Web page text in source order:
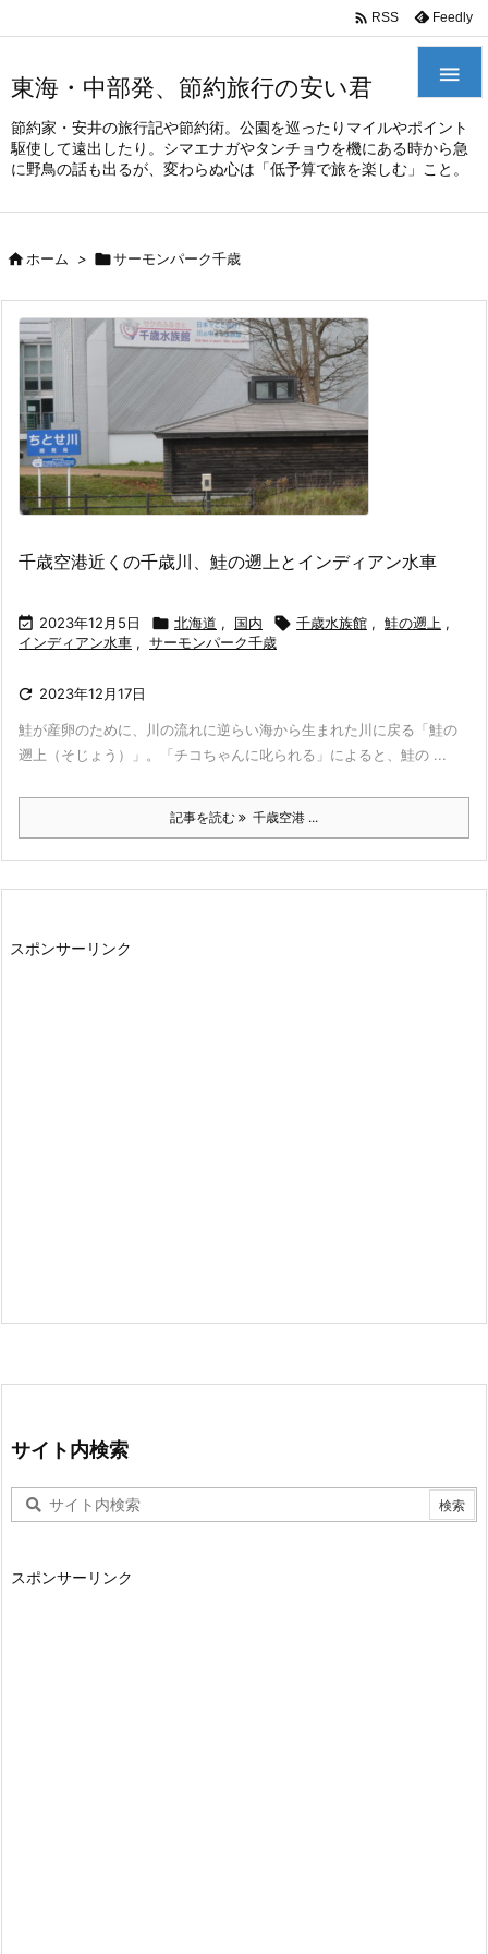
東海・中部発、節約旅行の安い君
節約家・安井の旅行記や節約術。公園を巡ったりマイルやポイント
駆使して遠出したり。シマエナガやタンチョウを機にある時から急
に野鳥の話も出るが、変わらぬ心は「低予算で旅を楽しむ」こと。

 RSS Feedly
ホーム > サーモンパーク千歳
千歳空港近くの千歳川、鮭の遡上とインディアン水車
 2023年12月5日  北海道 , 国内  千歳水族館 , 鮭の遡上 ,
インディアン水車 , サーモンパーク千歳
 2023年12月17日
鮭が産卵のために、川の流れに逆らい海から生まれた川に戻る「鮭の
遡上（そじょう）」。「チコちゃんに叱られる」によると、鮭の ...
記事を読む 千歳空港 ...
スポンサーリンク
サイト内検索
スポンサーリンク